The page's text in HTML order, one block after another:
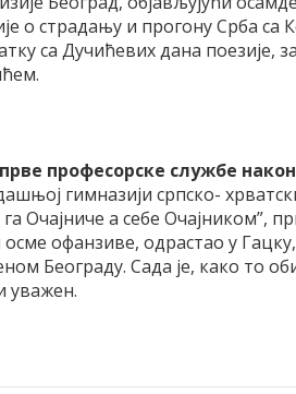
о страдању и прогону Срба са
са Дучићевих дана поезије,
професорске службе
гимназији српско-
Очајниче а себе Очајником”,
офанзиве, одрастао у
Београду. Сада је, како то
уважен.